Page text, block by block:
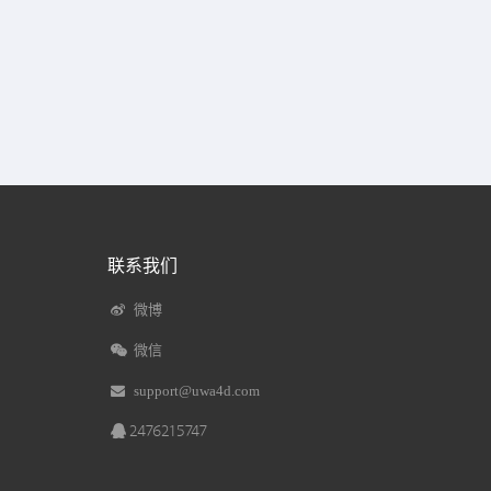
联系我们
微博
微信
support@uwa4d.com
2476215747